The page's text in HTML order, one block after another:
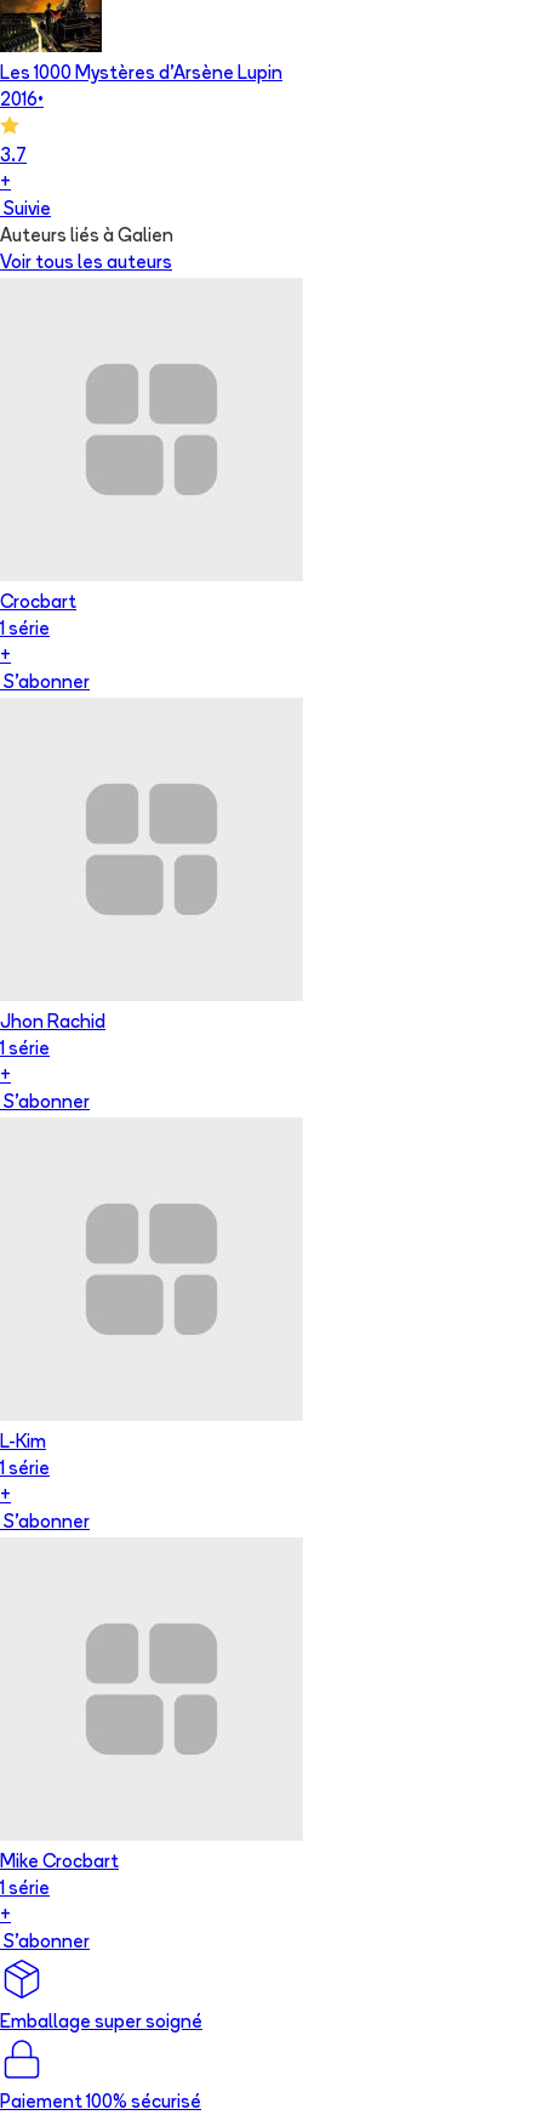
Les 1000 Mystères d'Arsène Lupin
2016•
3.7
+
Suivie
Auteurs liés à Galien
Voir tous les auteurs
Crocbart
1 série
+
S'abonner
Jhon Rachid
1 série
+
S'abonner
L-Kim
1 série
+
S'abonner
Mike Crocbart
1 série
+
S'abonner
Emballage super soigné
Paiement 100% sécurisé